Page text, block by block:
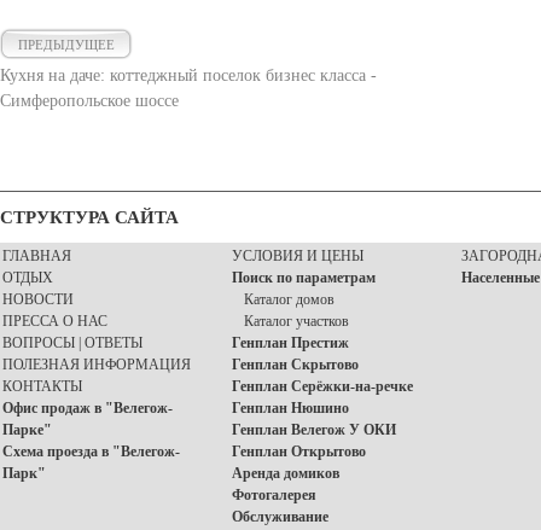
ПРЕДЫДУЩЕЕ
Кухня на даче: коттеджный поселок бизнес класса -
Симферопольское шоссе
СТРУКТУРА САЙТА
ГЛАВНАЯ
ОТДЫХ
НОВОСТИ
ПРЕССА О НАС
ВОПРОСЫ | ОТВЕТЫ
ПОЛЕЗНАЯ ИНФОРМАЦИЯ
КОНТАКТЫ
Офис продаж в "Велегож-
Парке"
Схема проезда в "Велегож-
Парк"
УСЛОВИЯ И ЦЕНЫ
Поиск по параметрам
Каталог домов
Каталог участков
Генплан Престиж
Генплан Скрытово
Генплан Серёжки-на-речке
Генплан Нюшино
Генплан Велегож У ОКИ
Генплан Открытово
Аренда домиков
Фотогалерея
Обслуживание